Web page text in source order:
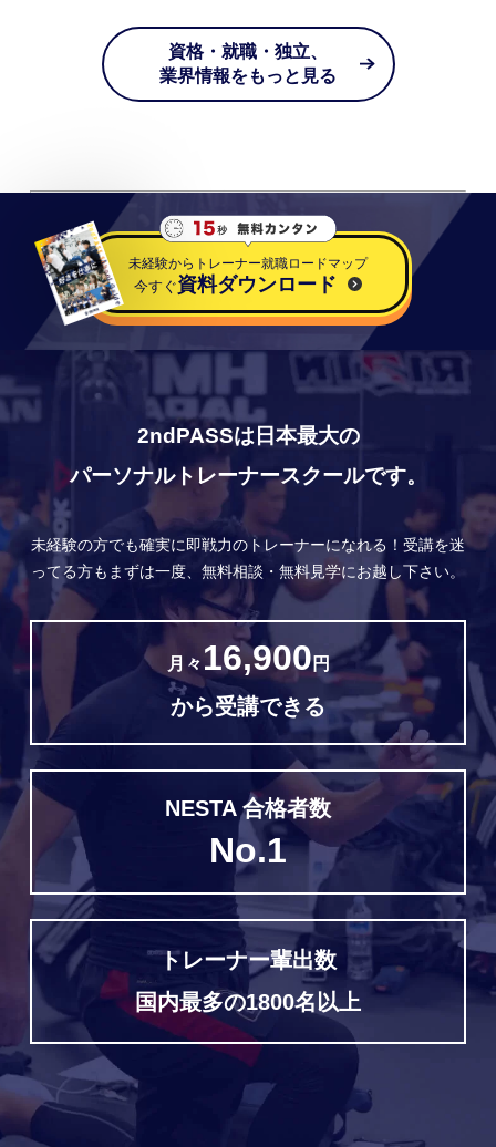
資格・就職・独立、
業界情報をもっと見る
未経験からトレーナー就職ロードマップ
今すぐ資料ダウンロード
2ndPASSは日本最大の
パーソナルトレーナースクールです。
未経験の方でも確実に即戦力のトレーナーになれる！ 受講を迷
ってる方もまずは一度、無料相談・無料見学にお越し下さい。
月々16,900円
から受講できる
NESTA 合格者数
No.1
トレーナー輩出数
国内最多の1800名以上